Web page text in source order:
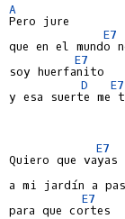
A
Pero jure
E7
que en el mundo
E7
soy huerfanito
D
E7
y esa suerte me
E7
Quiero que vayas
a mi jardín a
E7
para que cortes